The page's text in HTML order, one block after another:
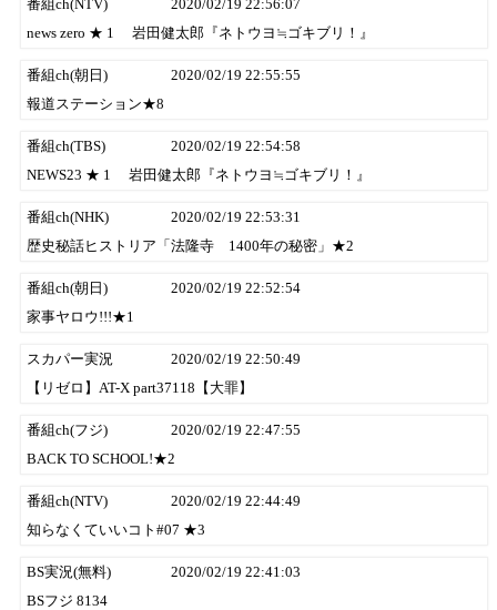
番組ch(NTV)
2020/02/19 22:56:07
news zero ★ 1 岩田健太郎『ネトウヨ≒ゴキブリ！』
番組ch(朝日)
2020/02/19 22:55:55
報道ステーション★8
番組ch(TBS)
2020/02/19 22:54:58
NEWS23 ★ 1 岩田健太郎『ネトウヨ≒ゴキブリ！』
番組ch(NHK)
2020/02/19 22:53:31
歴史秘話ヒストリア「法隆寺 1400年の秘密」★2
番組ch(朝日)
2020/02/19 22:52:54
家事ヤロウ!!!★1
スカパー実況
2020/02/19 22:50:49
【リゼロ】AT-X part37118【大罪】
番組ch(フジ)
2020/02/19 22:47:55
BACK TO SCHOOL!★2
番組ch(NTV)
2020/02/19 22:44:49
知らなくていいコト#07 ★3
BS実況(無料)
2020/02/19 22:41:03
BSフジ 8134